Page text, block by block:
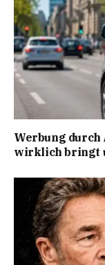
Werbung durch
wirklich bringt